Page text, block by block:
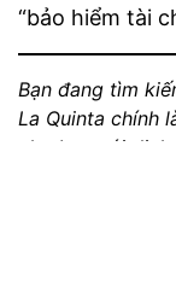
“bảo hiểm tài
Bạn đang tìm
La Quinta chính
cho bạn với